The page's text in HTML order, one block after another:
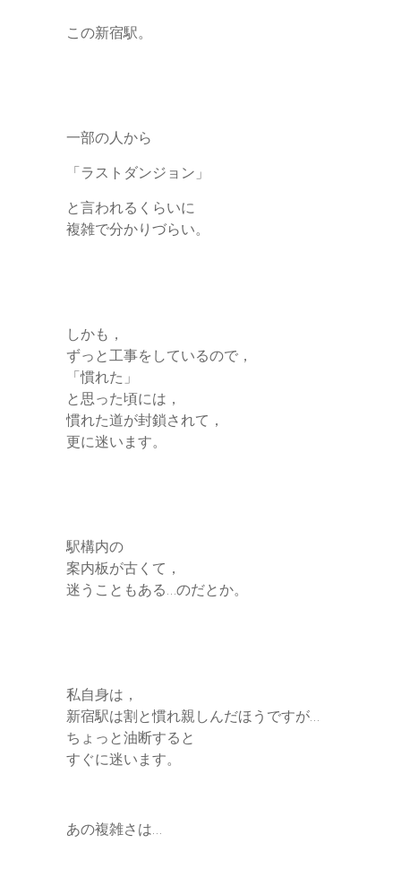
この新宿駅。
一部の人から
「ラストダンジョン」
と言われるくらいに
複雑で分かりづらい。
しかも，
ずっと工事をしているので，
「慣れた」
と思った頃には，
慣れた道が封鎖されて，
更に迷います。
駅構内の
案内板が古くて，
迷うこともある…のだとか。
私自身は，
新宿駅は割と慣れ親しんだほうですが…
ちょっと油断すると
すぐに迷います。
あの複雑さは…